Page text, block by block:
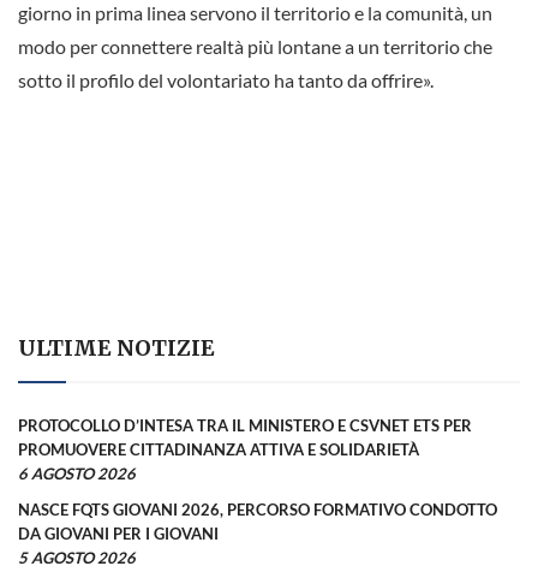
giorno in prima linea servono il territorio e la comunità, un
modo per connettere realtà più lontane a un territorio che
sotto il profilo del volontariato ha tanto da offrire».
ULTIME NOTIZIE
PROTOCOLLO D’INTESA TRA IL MINISTERO E CSVNET ETS PER
PROMUOVERE CITTADINANZA ATTIVA E SOLIDARIETÀ
6 AGOSTO 2026
NASCE FQTS GIOVANI 2026, PERCORSO FORMATIVO CONDOTTO
DA GIOVANI PER I GIOVANI
5 AGOSTO 2026